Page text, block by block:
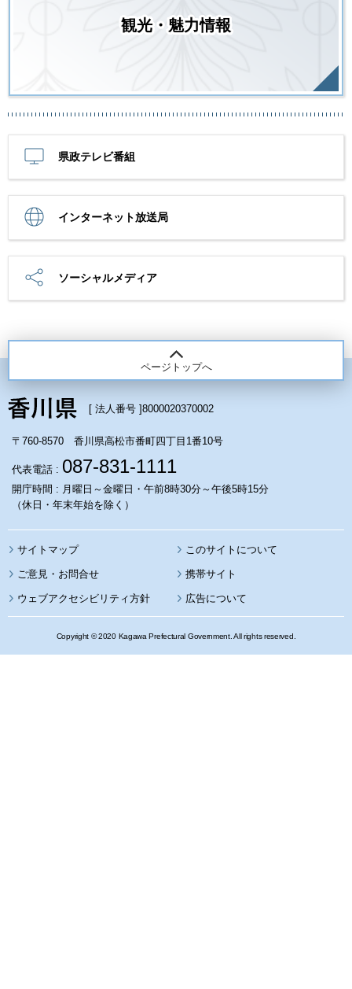
観光・魅力情報
県政テレビ番組
インターネット放送局
ソーシャルメディア
ページトップへ
[ 法人番号 ]8000020370002
〒760-8570 香川県高松市番町四丁目1番10号
代表電話 : 087-831-1111
開庁時間 : 月曜日～金曜日・午前8時30分～午後5時15分
（休日・年末年始を除く）
サイトマップ このサイトについて
携帯サイト
ウェブアクセシビリティ方針 広告について
Copyright © 2020 Kagawa Prefectural Government. All rights reserved.